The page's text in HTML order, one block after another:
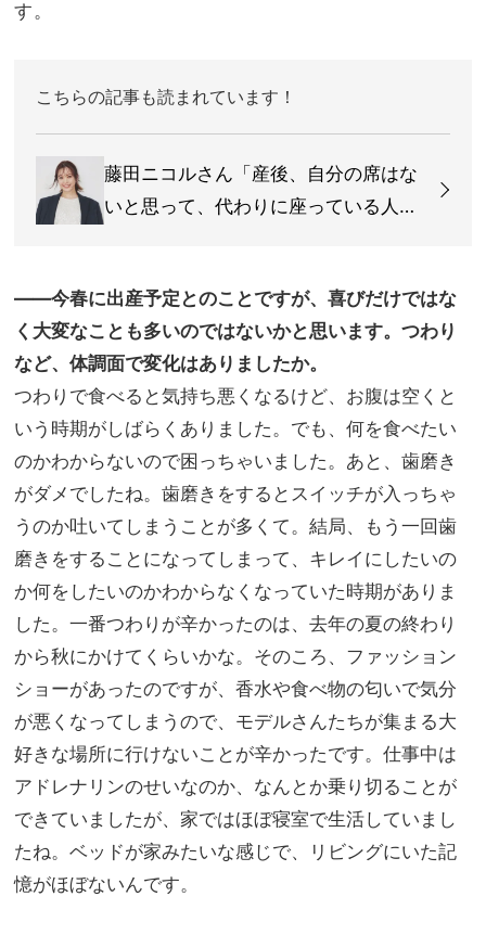
す。
こちらの記事も読まれています！
藤田ニコルさん「産後、自分の席はな
いと思って、代わりに座っている人を
――今春に出産予定とのことですが、喜びだけではな
く大変なことも多いのではないかと思います。つわり
など、体調面で変化はありましたか。
つわりで食べると気持ち悪くなるけど、お腹は空くと
いう時期がしばらくありました。でも、何を食べたい
のかわからないので困っちゃいました。あと、歯磨き
がダメでしたね。歯磨きをするとスイッチが入っちゃ
うのか吐いてしまうことが多くて。結局、もう一回歯
磨きをすることになってしまって、キレイにしたいの
か何をしたいのかわからなくなっていた時期がありま
した。一番つわりが辛かったのは、去年の夏の終わり
から秋にかけてくらいかな。そのころ、ファッション
ショーがあったのですが、香水や食べ物の匂いで気分
が悪くなってしまうので、モデルさんたちが集まる大
好きな場所に行けないことが辛かったです。仕事中は
アドレナリンのせいなのか、なんとか乗り切ることが
できていましたが、家ではほぼ寝室で生活していまし
たね。ベッドが家みたいな感じで、リビングにいた記
憶がほぼないんです。